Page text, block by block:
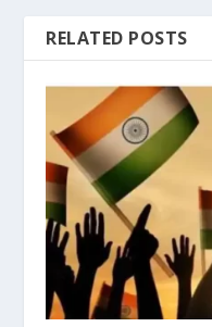
RELATED POSTS